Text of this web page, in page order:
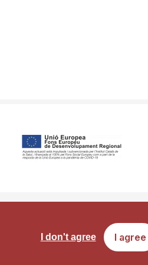
I agree
I don't agree